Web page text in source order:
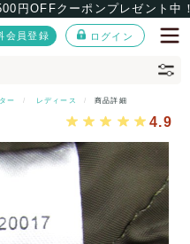
円OFFクーポンプレゼント中
会員登録 ログイン
ー レディース 商品詳細
4.9